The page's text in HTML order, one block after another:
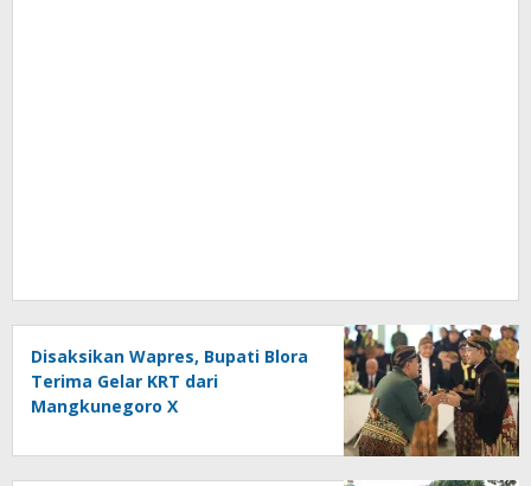
Disaksikan Wapres, Bupati Blora
Terima Gelar KRT dari
Mangkunegoro X